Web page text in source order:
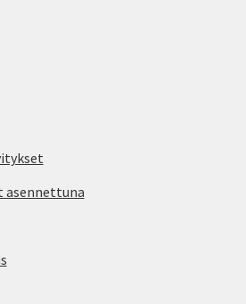
asennettuna